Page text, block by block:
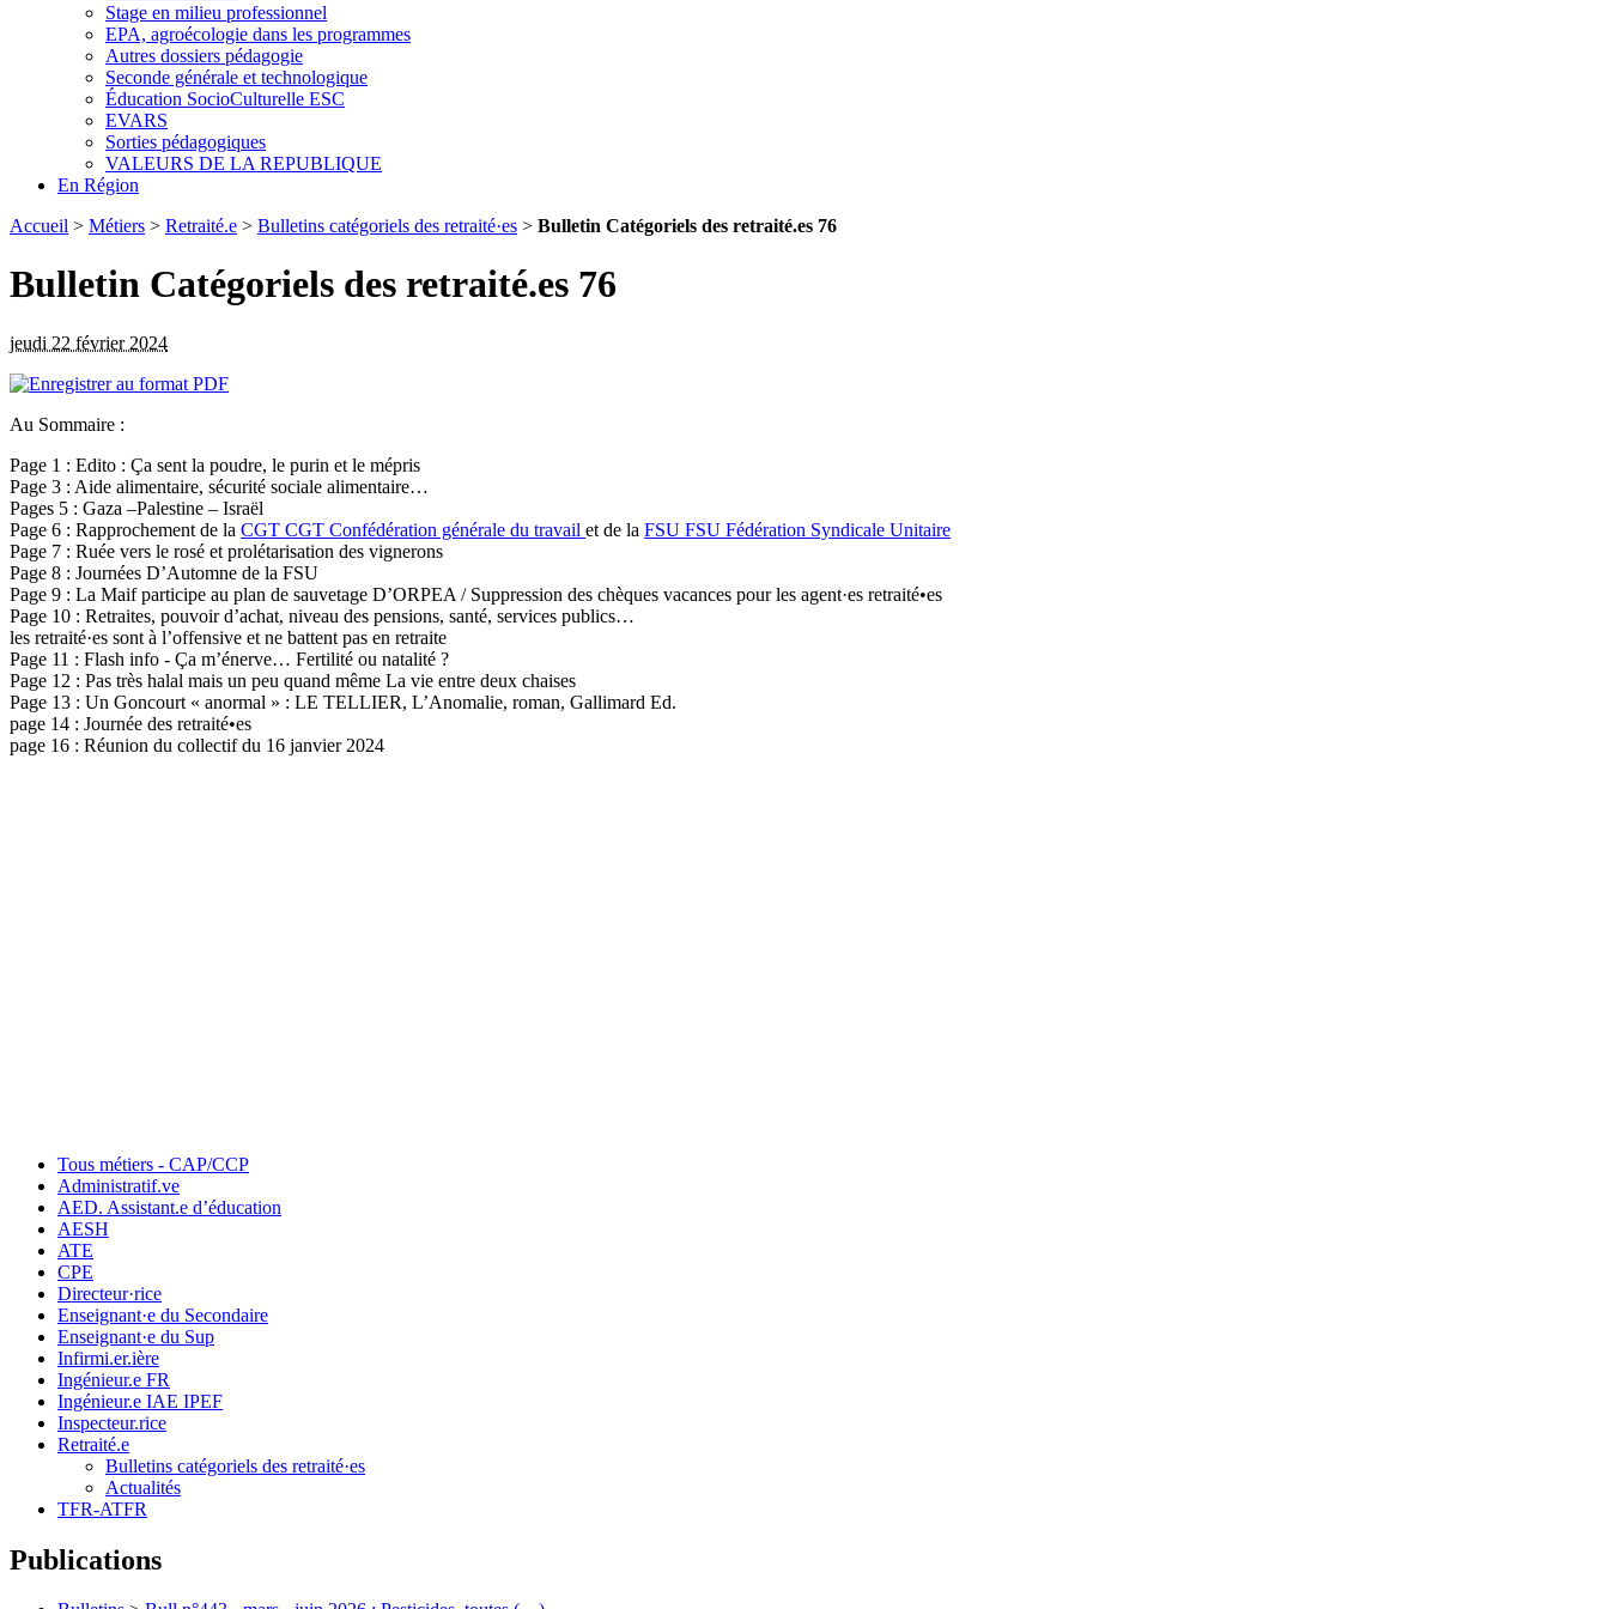
Stage en milieu professionnel
EPA, agroécologie dans les programmes
Autres dossiers pédagogie
Seconde générale et technologique
Éducation SocioCulturelle ESC
EVARS
Sorties pédagogiques
VALEURS DE LA REPUBLIQUE
En Région
Accueil > Métiers > Retraité.e > Bulletins catégoriels des retraité·es > Bulletin Catégoriels des retraité.es 76
Bulletin Catégoriels des retraité.es 76
jeudi 22 février 2024
Au Sommaire :
Page 1 : Edito : Ça sent la poudre, le purin et le mépris
Page 3 : Aide alimentaire, sécurité sociale alimentaire…
Pages 5 : Gaza –Palestine – Israël
Page 6 : Rapprochement de la CGT CGT Confédération générale du travail et de la FSU FSU Fédération Syndicale Unitaire
Page 7 : Ruée vers le rosé et prolétarisation des vignerons
Page 8 : Journées D’Automne de la FSU
Page 9 : La Maif participe au plan de sauvetage D’ORPEA / Suppression des chèques vacances pour les agent·es retraité•es
Page 10 : Retraites, pouvoir d’achat, niveau des pensions, santé, services publics…
les retraité·es sont à l’offensive et ne battent pas en retraite
Page 11 : Flash info - Ça m’énerve… Fertilité ou natalité ?
Page 12 : Pas très halal mais un peu quand même La vie entre deux chaises
Page 13 : Un Goncourt « anormal » : LE TELLIER, L’Anomalie, roman, Gallimard Ed.
page 14 : Journée des retraité•es
page 16 : Réunion du collectif du 16 janvier 2024
Tous métiers - CAP/CCP
Administratif.ve
AED. Assistant.e d’éducation
AESH
ATE
CPE
Directeur·rice
Enseignant·e du Secondaire
Enseignant·e du Sup
Infirmi.er.ière
Ingénieur.e FR
Ingénieur.e IAE IPEF
Inspecteur.rice
Retraité.e
Bulletins catégoriels des retraité·es
Actualités
TFR-ATFR
Publications